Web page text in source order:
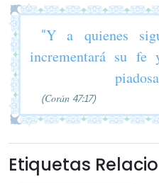
“Y a quienes
incrementará su
(Corán 47:17)
Etiquetas